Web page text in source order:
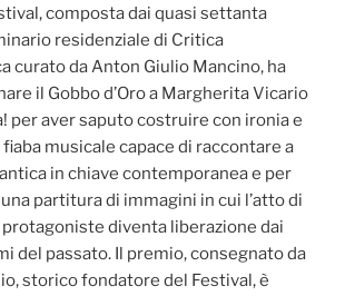
composta dai quasi settanta
residenziale di Critica
curato da Anton Giulio Mancino, ha
il Gobbo d’Oro a Margherita Vicario
per aver saputo costruire con ironia e
musicale capace di raccontare a
in chiave contemporanea e per
partitura di immagini in cui l’atto di
diventa liberazione dai
del passato. Il premio, consegnato da
storico fondatore del Festival, è